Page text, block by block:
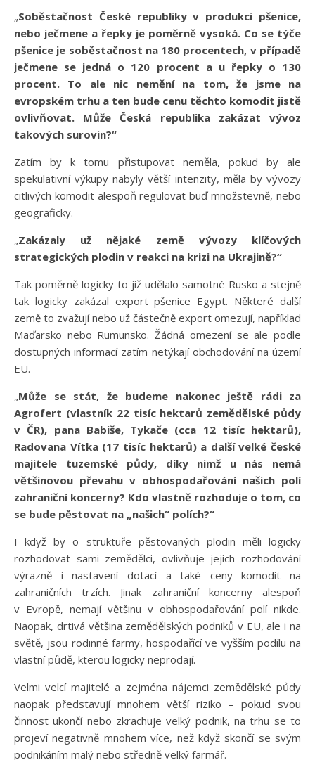
„Soběstačnost České republiky v produkci pšenice,
nebo ječmene a řepky je poměrně vysoká. Co se týče
pšenice je soběstačnost na 180 procentech, v případě
ječmene se jedná o 120 procent a u řepky o 130
procent. To ale nic nemění na tom, že jsme na
evropském trhu a ten bude cenu těchto komodit jistě
ovlivňovat. Může Česká republika zakázat vývoz
takových surovin?“
Zatím by k tomu přistupovat neměla, pokud by ale
spekulativní výkupy nabyly větší intenzity, měla by vývozy
citlivých komodit alespoň regulovat buď množstevně, nebo
geograficky.
„Zakázaly už nějaké země vývozy klíčových
strategických plodin v reakci na krizi na Ukrajině?“
Tak poměrně logicky to již udělalo samotné Rusko a stejně
tak logicky zakázal export pšenice Egypt. Některé další
země to zvažují nebo už částečně export omezují, například
Maďarsko nebo Rumunsko. Žádná omezení se ale podle
dostupných informací zatím netýkají obchodování na území
EU.
„Může se stát, že budeme nakonec ještě rádi za
Agrofert (vlastník 22 tisíc hektarů zemědělské půdy
v ČR), pana Babiše, Tykače (cca 12 tisíc hektarů),
Radovana Vítka (17 tisíc hektarů) a další velké české
majitele tuzemské půdy, díky nimž u nás nemá
většinovou převahu v obhospodařování našich polí
zahraniční koncerny? Kdo vlastně rozhoduje o tom, co
se bude pěstovat na „našich“ polích?“
I když by o struktuře pěstovaných plodin měli logicky
rozhodovat sami zemědělci, ovlivňuje jejich rozhodování
výrazně i nastavení dotací a také ceny komodit na
zahraničních trzích. Jinak zahraniční koncerny alespoň
v Evropě, nemají většinu v obhospodařování polí nikde.
Naopak, drtivá většina zemědělských podniků v EU, ale i na
světě, jsou rodinné farmy, hospodařící ve vyšším podílu na
vlastní půdě, kterou logicky neprodají.
Velmi velcí majitelé a zejména nájemci zemědělské půdy
naopak představují mnohem větší riziko – pokud svou
činnost ukončí nebo zkrachuje velký podnik, na trhu se to
projeví negativně mnohem více, než když skončí se svým
podnikáním malý nebo středně velký farmář.